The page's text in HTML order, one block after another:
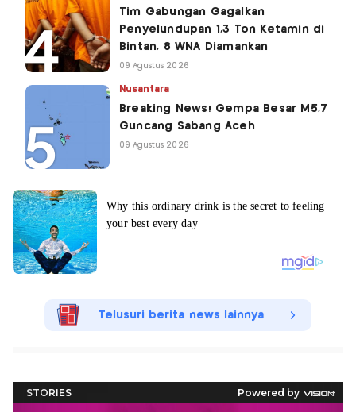
Tim Gabungan Gagalkan
Penyelundupan 1,3 Ton Ketamin di
Bintan, 8 WNA Diamankan
09 Agustus 2026
Nusantara
Breaking News! Gempa Besar M5,7
Guncang Sabang Aceh
09 Agustus 2026
Telusuri berita news lainnya